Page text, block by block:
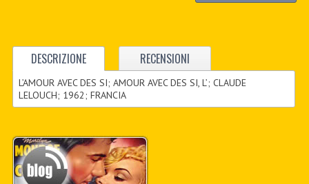
DESCRIZIONE RECENSIONI
L’AMOUR AVEC DES SI; AMOUR AVEC DES SI, L’; CLAUDE
LELOUCH; 1962; FRANCIA